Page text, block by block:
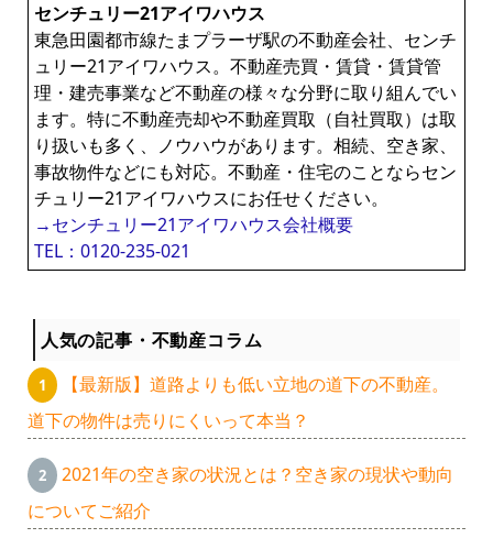
センチュリー21アイワハウス
東急田園都市線たまプラーザ駅の不動産会社、センチ
ュリー21アイワハウス。不動産売買・賃貸・賃貸管
理・建売事業など不動産の様々な分野に取り組んでい
ます。特に不動産売却や不動産買取（自社買取）は取
り扱いも多く、ノウハウがあります。相続、空き家、
事故物件などにも対応。不動産・住宅のことならセン
チュリー21アイワハウスにお任せください。
→センチュリー21アイワハウス会社概要
TEL：0120-235-021
人気の記事・不動産コラム
【最新版】道路よりも低い立地の道下の不動産。
道下の物件は売りにくいって本当？
2021年の空き家の状況とは？空き家の現状や動向
についてご紹介